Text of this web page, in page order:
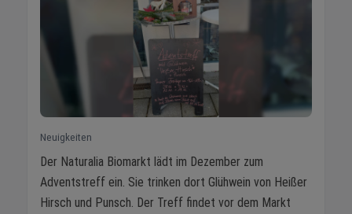
Neuigkeiten
Der Naturalia Biomarkt lädt im Dezember zum
Adventstreff ein. Sie trinken dort Glühwein von Heißer
Hirsch und Punsch. Der Treff findet vor dem Markt